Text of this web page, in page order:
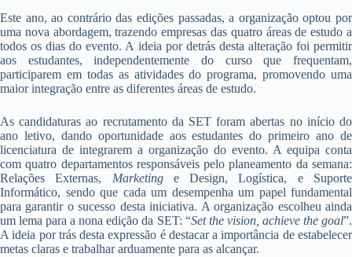
Este ano, ao contrário das edições passadas, a organização optou por
uma nova abordagem, trazendo empresas das quatro áreas de estudo a
todos os dias do evento. A ideia por detrás desta alteração foi permitir
aos estudantes, independentemente do curso que frequentam,
participarem em todas as atividades do programa, promovendo uma
maior integração entre as diferentes áreas de estudo.
As candidaturas ao recrutamento da SET foram abertas no início do
ano letivo, dando oportunidade aos estudantes do primeiro ano de
licenciatura de integrarem a organização do evento. A equipa conta
com quatro departamentos responsáveis pelo planeamento da semana:
Relações Externas, Marketinge Design, Logística, e Suporte
Informático, sendo que cada um desempenha um papel fundamental
para garantir o sucesso desta iniciativa. A organização escolheu ainda
um lema para a nona edição da SET: “Set the vision, achieve the goal”.
A ideia por trás desta expressão é destacar a importância de estabelecer
metas claras e trabalhar arduamente para as alcançar.